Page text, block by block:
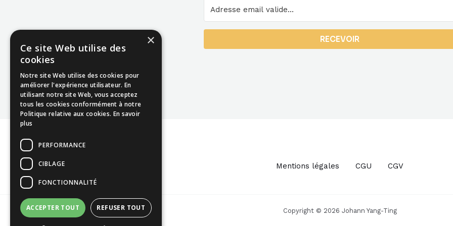
RECEVOIR
Mentions légales CGU CGV
Copyright © 2026 Johann Yang-Ting
×
Ce site Web utilise des
cookies
Notre site Web utilise des cookies pour
améliorer l'expérience utilisateur. En
utilisant notre site Web, vous acceptez
tous les cookies conformément à notre
Politique relative aux cookies. En savoir
plus
PERFORMANCE
CIBLAGE
FONCTIONNALITÉ
ACCEPTER TOUT REFUSER TOUT